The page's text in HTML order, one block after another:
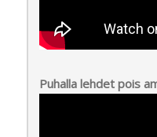
Puhalla lehdet pois